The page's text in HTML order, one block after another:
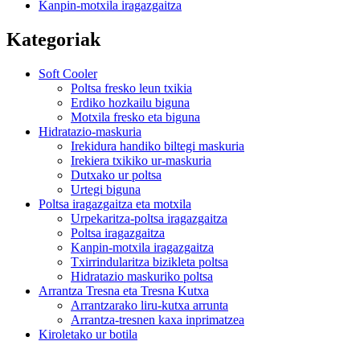
Kanpin-motxila iragazgaitza
Kategoriak
Soft Cooler
Poltsa fresko leun txikia
Erdiko hozkailu biguna
Motxila fresko eta biguna
Hidratazio-maskuria
Irekidura handiko biltegi maskuria
Irekiera txikiko ur-maskuria
Dutxako ur poltsa
Urtegi biguna
Poltsa iragazgaitza eta motxila
Urpekaritza-poltsa iragazgaitza
Poltsa iragazgaitza
Kanpin-motxila iragazgaitza
Txirrindularitza bizikleta poltsa
Hidratazio maskuriko poltsa
Arrantza Tresna eta Tresna Kutxa
Arrantzarako liru-kutxa arrunta
Arrantza-tresnen kaxa inprimatzea
Kiroletako ur botila